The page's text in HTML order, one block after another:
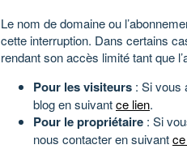
Le nom de domaine ou
cette interruption. Dans certains
rendant son accès limité tant que
Pour les visiteurs : Si vous
blog en suivantce lien.
Pour le propriétaire : Si
nous contacter en suivant